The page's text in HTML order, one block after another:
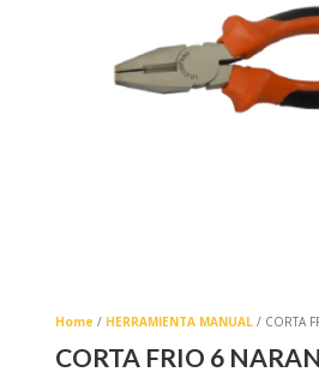
Home / HERRAMIENTA MANUAL / CORTA
CORTA FRIO 6